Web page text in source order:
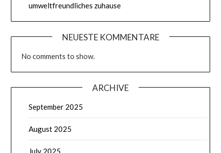
umweltfreundliches zuhause
NEUESTE KOMMENTARE
No comments to show.
ARCHIVE
September 2025
August 2025
July 2025